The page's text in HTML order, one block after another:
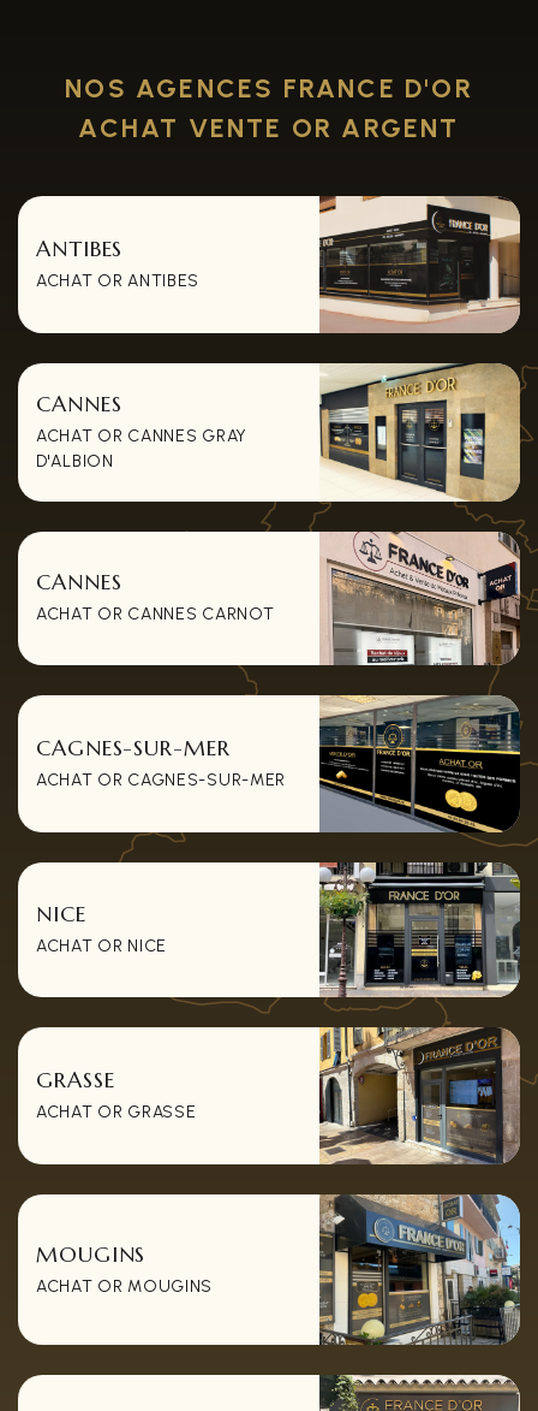
NOS AGENCES FRANCE D'OR
ACHAT VENTE OR ARGENT
ANTIBES
ACHAT OR ANTIBES
CANNES
ACHAT OR CANNES GRAY
D'ALBION
CANNES
ACHAT OR CANNES CARNOT
CAGNES-SUR-MER
ACHAT OR CAGNES-SUR-MER
NICE
ACHAT OR NICE
GRASSE
ACHAT OR GRASSE
MOUGINS
ACHAT OR MOUGINS